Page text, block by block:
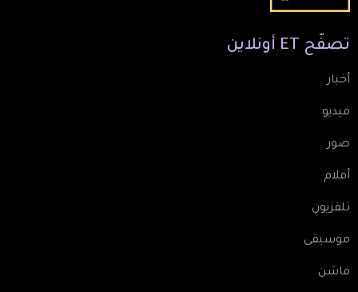
تصفّح ET أونلاين
أخبار
فيديو
صور
أفلام
تلفزيون
موسيقى
فاشن